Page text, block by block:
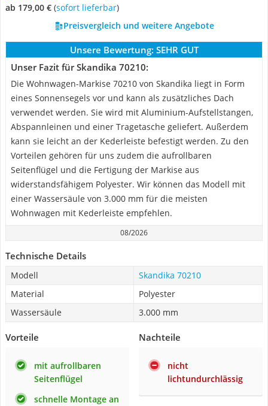
ab 179,00 € ( Sofort lieferbar)
Preisvergleich und weitere Angebote
Unsere Bewertung: SEHR GUT
Unser Fazit für Skandika 70210:
Die Wohnwagen-Markise 70210 von Skandika liegt in Form
eines Sonnensegels vor und kann als zusätzliches Dach
verwendet werden. Sie wird mit Aluminium-Aufstellstangen,
Abspannleinen und einer Tragetasche geliefert. Außerdem
kann sie leicht an der Kederleiste befestigt werden. Zu den
Vorteilen gehören für uns zudem die aufrollbaren
Seitenflügel und die Fertigung der Markise aus
widerstandsfähigem Polyester. Wir können das Modell mit
einer Wassersäule von 3.000 mm für die meisten
Wohnwagen mit Kederleiste empfehlen.
08/2026
Technische Details
Modell
Skandika 70210
Material
Polyester
Wassersäule
3.000 mm
Vorteile
mit aufrollbaren
Seitenflügel
schnelle Montage an
Nachteile
nicht
lichtundurchlässig